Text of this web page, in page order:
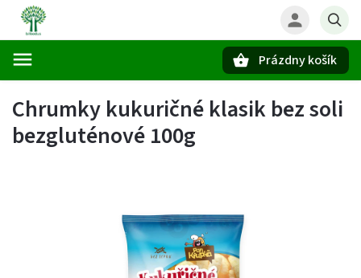
Prázdny košík
Chrumky kukuričné klasik bez soli
bezgluténové 100g